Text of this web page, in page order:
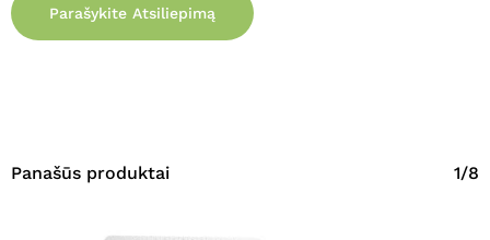
Parašykite Atsiliepimą
Panašūs produktai 1/8